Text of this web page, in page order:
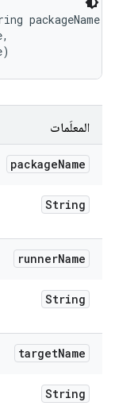
packageName,
المعلَمات
packageName
String
runnerName
String
targetName
String